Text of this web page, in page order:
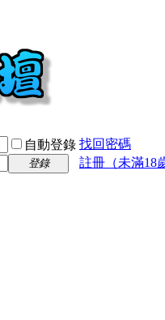
自動登錄 找回密碼
登錄 註冊（未滿18